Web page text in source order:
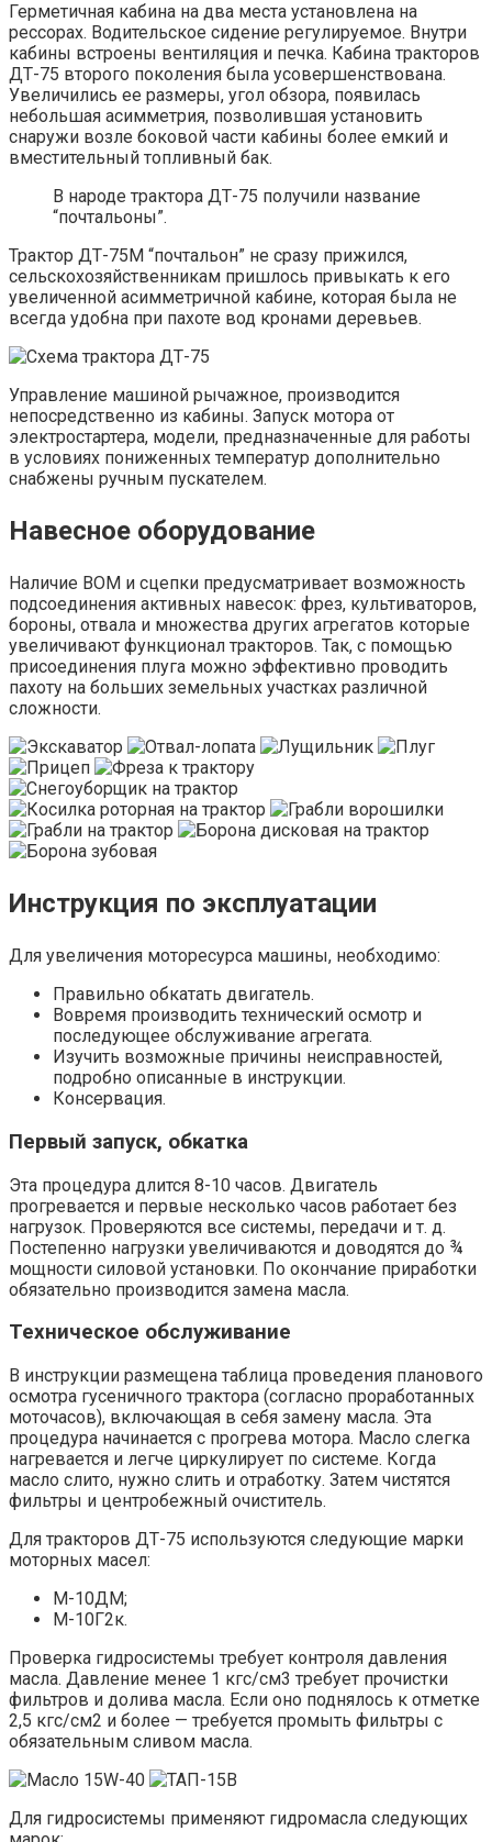
Герметичная кабина на два места установлена на
рессорах. Водительское сидение регулируемое. Внутри
кабины встроены вентиляция и печка. Кабина тракторов
ДТ-75 второго поколения была усовершенствована.
Увеличились ее размеры, угол обзора, появилась
небольшая асимметрия, позволившая установить
снаружи возле боковой части кабины более емкий и
вместительный топливный бак.
В народе трактора ДТ-75 получили название
“почтальоны”.
Трактор ДТ-75М “почтальон” не сразу прижился,
сельскохозяйственникам пришлось привыкать к его
увеличенной асимметричной кабине, которая была не
всегда удобна при пахоте вод кронами деревьев.
Управление машиной рычажное, производится
непосредственно из кабины. Запуск мотора от
электростартера, модели, предназначенные для работы
в условиях пониженных температур дополнительно
снабжены ручным пускателем.
Навесное оборудование
Наличие ВОМ и сцепки предусматривает возможность
подсоединения активных навесок: фрез, культиваторов,
бороны, отвала и множества других агрегатов которые
увеличивают функционал тракторов. Так, с помощью
присоединения плуга можно эффективно проводить
пахоту на больших земельных участках различной
сложности.
Инструкция по эксплуатации
Для увеличения моторесурса машины, необходимо:
Правильно обкатать двигатель.
Вовремя производить технический осмотр и
последующее обслуживание агрегата.
Изучить возможные причины неисправностей,
подробно описанные в инструкции.
Консервация.
Первый запуск, обкатка
Эта процедура длится 8-10 часов. Двигатель
прогревается и первые несколько часов работает без
нагрузок. Проверяются все системы, передачи и т. д.
Постепенно нагрузки увеличиваются и доводятся до ¾
мощности силовой установки. По окончание приработки
обязательно производится замена масла.
Техническое обслуживание
В инструкции размещена таблица проведения планового
осмотра гусеничного трактора (согласно проработанных
моточасов), включающая в себя замену масла. Эта
процедура начинается с прогрева мотора. Масло слегка
нагревается и легче циркулирует по системе. Когда
масло слито, нужно слить и отработку. Затем чистятся
фильтры и центробежный очиститель.
Для тракторов ДТ-75 используются следующие марки
моторных масел:
М-10ДМ;
М-10Г2к.
Проверка гидросистемы требует контроля давления
масла. Давление менее 1 кгс/см3 требует прочистки
фильтров и долива масла. Если оно поднялось к отметке
2,5 кгс/см2 и более — требуется промыть фильтры с
обязательным сливом масла.
Для гидросистемы применяют гидромасла следующих